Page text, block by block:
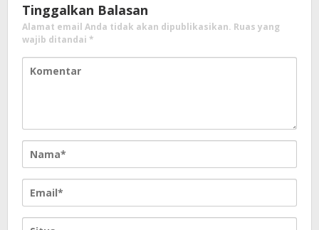
Tinggalkan Balasan
Alamat email Anda tidak akan dipublikasikan. Ruas yang
wajib ditandai *